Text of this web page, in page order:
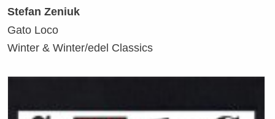
Stefan Zeniuk
Gato Loco
Winter & Winter/edel Classics